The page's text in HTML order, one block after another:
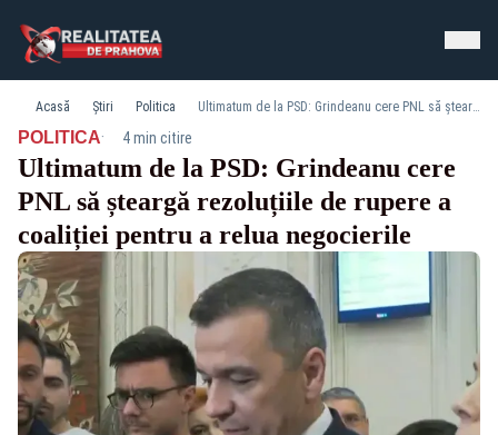
Acasă Știri Politica Ultimatum de la PSD: Grindeanu cere PNL să șteargă rezoluțiile de rupere a coaliției pentru a relua negocierile
POLITICA· 4 min citire
Ultimatum de la PSD: Grindeanu cere
PNL să șteargă rezoluțiile de rupere a
coaliției pentru a relua negocierile